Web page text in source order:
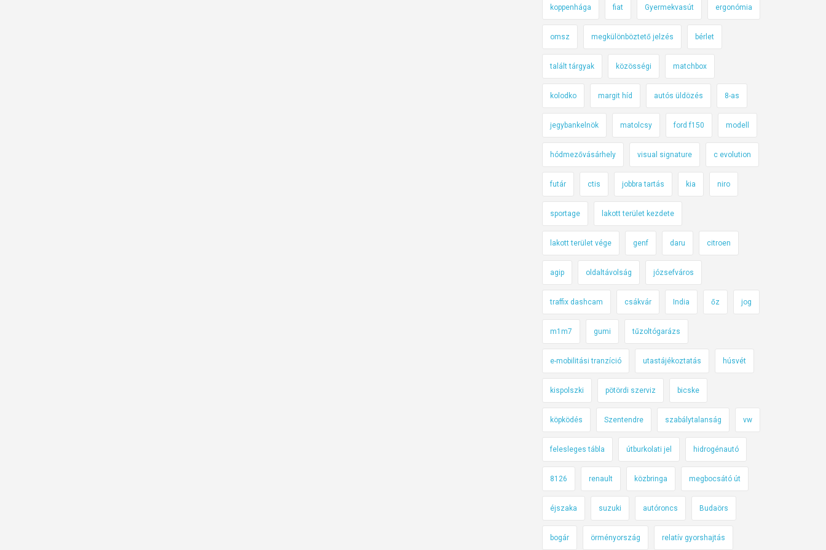
koppenhága fiat Gyermekvasút ergonómia
omsz megkülönböztető jelzés bérlet
talált tárgyak közösségi matchbox
kolodko margit híd autós üldözés 8-as
jegybankelnök matolcsy ford f150 modell
hódmezővásárhely visual signature c evolution
futár ctis jobbra tartás kia niro
sportage lakott terület kezdete
lakott terület vége genf daru citroen
agip oldaltávolság józsefváros
traffix dashcam csákvár India őz jog
m1m7 gumi tűzoltógarázs
e-mobilitási tranzíció utastájékoztatás húsvét
kispolszki pötördi szerviz bicske
köpködés Szentendre szabálytalanság vw
felesleges tábla útburkolati jel hidrogénautó
8126 renault közbringa megbocsátó út
éjszaka suzuki autóroncs Budaörs
bogár örményország relatív gyorshajtás